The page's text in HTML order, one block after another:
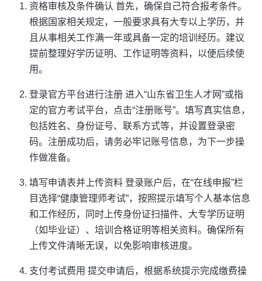
资格审核及条件确认 首先，确保自己符合报考条件。
根据国家相关规定，一般要求具有大专以上学历，并
且从事相关工作满一年或具备一定的培训经历。建议
提前整理好学历证明、工作证明等资料，以便后续使
用。
登录官方平台进行注册 进入“山东省卫生人才网”或指
定的官方考试平台，点击“注册账号”。填写真实信息，
包括姓名、身份证号、联系方式等，并设置登录密
码。注册成功后，请务必牢记账号信息，为下一步操
作做准备。
填写申请表并上传资料 登录账户后，在“在线申报”栏
目选择“健康管理师考试”，按照提示填写个人基本信息
和工作经历，同时上传身份证扫描件、大专学历证明
（如毕业证）、培训合格证明等相关资料。确保所有
上传文件清晰无误，以免影响审核进度。
支付考试费用 提交申请后，根据系统提示完成缴费操